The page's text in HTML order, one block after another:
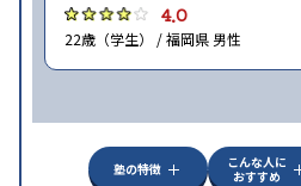
4.0
22歳（学生） / 福岡県 男性
塾の特徴
こんな人に
おすすめ